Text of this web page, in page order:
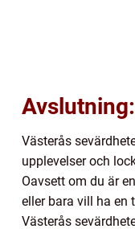
Avslutning:
Västerås
upplevelser och
Oavsett om du är
eller bara vill ha en
Västerås